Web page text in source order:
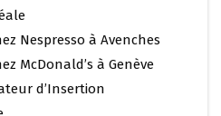
Nespresso à Avenches
McDonald’s à Genève
d’Insertion